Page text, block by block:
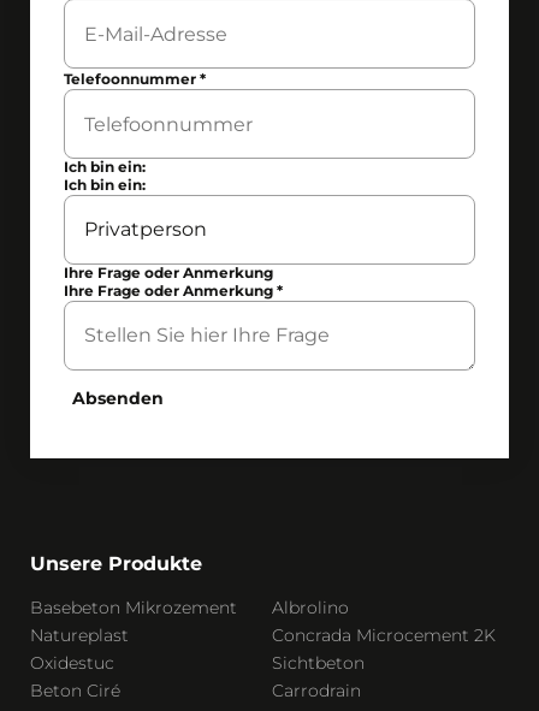
Telefoonnummer*
Ich bin ein:
Ich bin ein:
Ihre Frage oder Anmerkung
Ihre Frage oder Anmerkung*
Absenden
Unsere Produkte
Basebeton Mikrozement
Albrolino
Natureplast
Concrada Microcement 2K
Oxidestuc
Sichtbeton
Beton Ciré
Carrodrain